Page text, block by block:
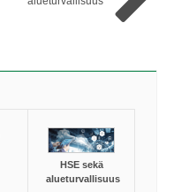
HSE sekä
alueturvallisuus